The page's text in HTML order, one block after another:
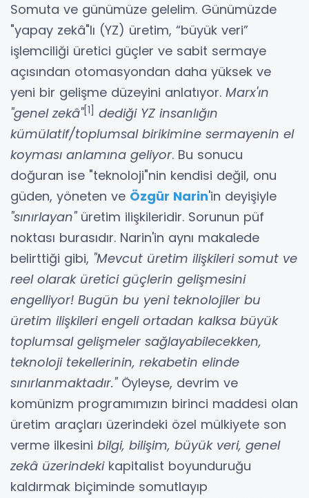
Somuta ve günümüze gelelim. Günümüzde
"yapay zekâ"lı (YZ) üretim, “büyük veri”
işlemciliği üretici güçler ve sabit sermaye
açısından otomasyondan daha yüksek ve
yeni bir gelişme düzeyini anlatıyor. Marx'ın
"genel zekâ"[1]
dediği YZ insanlığın
kümülatif/toplumsal birikimine sermayenin el
koyması anlamına geliyor. Bu sonucu
doğuran ise "teknoloji"nin kendisi değil, onu
güden, yöneten ve Özgür Narin'in deyişiyle
"sınırlayan"üretim ilişkileridir. Sorunun püf
noktası burasıdır. Narin'in aynı makalede
belirttiği gibi, "Mevcut üretim ilişkileri somut ve
reel olarak üretici güçlerin gelişmesini
engelliyor! Bugün bu yeni teknolojiler bu
üretim ilişkileri engeli ortadan kalksa büyük
toplumsal gelişmeler sağlayabilecekken,
teknoloji tekellerinin, rekabetin elinde
sınırlanmaktadır."Öyleyse, devrim ve
komünizm programımızın birinci maddesi olan
üretim araçları üzerindeki özel mülkiyete son
verme ilkesini bilgi, bilişim, büyük veri, genel
zekâ üzerindeki kapitalist boyunduruğu
kaldırmak biçiminde somutlayıp